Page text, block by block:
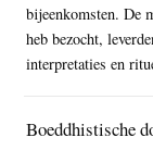
bijeenkomsten. De
heb bezocht,
interpretaties en
Boeddhistische